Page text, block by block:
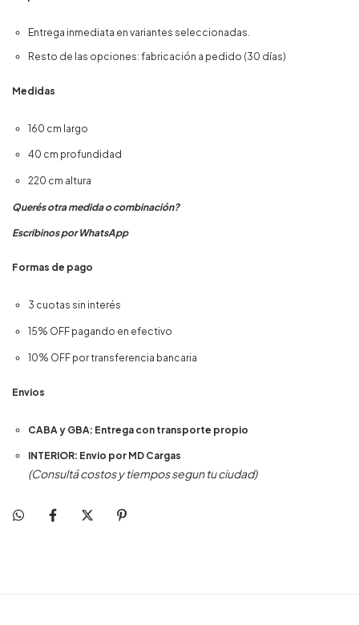
Entrega inmediata en variantes seleccionadas.
Resto de las opciones: fabricación a pedido (30 días)
Medidas
160 cm largo
40 cm profundidad
220 cm altura
Querés otra medida o combinación?
Escribinos por WhatsApp
Formas de pago
3 cuotas sin interés
15% OFF pagando en efectivo
10% OFF por transferencia bancaria
Envios
CABA y GBA: Entrega con transporte propio
INTERIOR: Envio por MD Cargas
(Consultá costos y tiempos segun tu ciudad)